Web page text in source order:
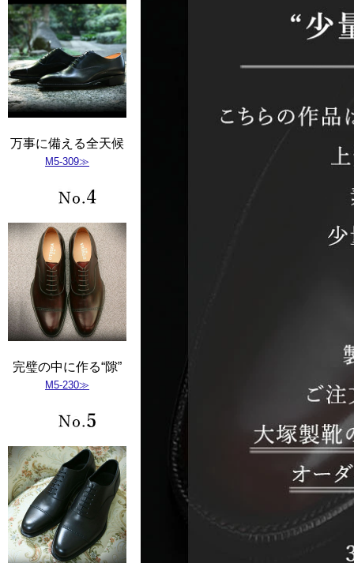
万事に備える全天候
M5-309≫
完璧の中に作る“隙”
M5-230≫